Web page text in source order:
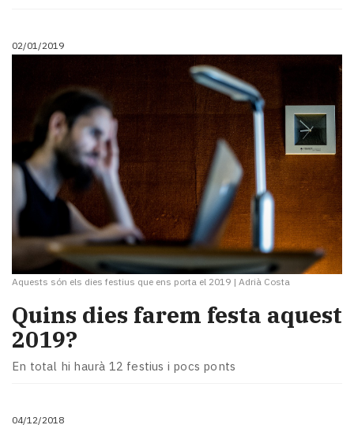
02/01/2019
Aquests són els dies festius que ens porta el 2019 | Adrià Costa
Quins dies farem festa aquest
2019?
En total hi haurà 12 festius i pocs ponts
04/12/2018